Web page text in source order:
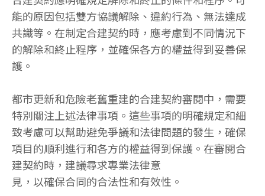
能的原因包括雙方協議解除、違約行為、無法達成
共識等。在制定合建契約時，應考慮到不同情況下
的解除和終止程序，並確保各方的權益得到妥善保
護。
都市更新和危險老舊重建的合建契約審閱中，需要
特別關注上述法律事項。這些事項的明確規定和細
致考慮可以幫助避免爭議和法律問題的發生，確保
項目的順利進行和各方的權益得到保護。在審閱合
建契約時，建議尋求專業法律意
見，以確保合同的合法性和有效性。